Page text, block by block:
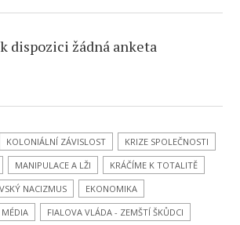
dispozici žádná anketa
KOLONIÁLNÍ ZÁVISLOST
KRIZE SPOLEČNOSTI
MANIPULACE A LŽI
KRÁČÍME K TOTALITĚ
NACIZMUS
EKONOMIKA
MÉDIA
FIALOVA VLÁDA - ZEMŠTÍ ŠKŮDCI